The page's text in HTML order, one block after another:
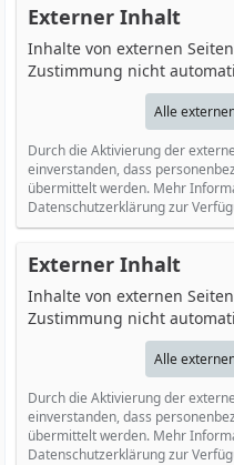
Externer Inhalt
Inhalte von externen
Zustimmung nicht
Alle
Durch die Aktivierung der
einverstanden, dass
übermittelt werden. Mehr
Datenschutzerklärung zur
Externer Inhalt
Inhalte von externen
Zustimmung nicht
Alle
Durch die Aktivierung der
einverstanden, dass
übermittelt werden. Mehr
Datenschutzerklärung zur